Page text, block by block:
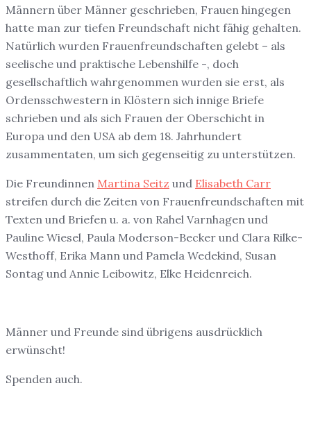
Männern über Männer geschrieben, Frauen hingegen
hatte man zur tiefen Freundschaft nicht fähig gehalten.
Natürlich wurden Frauenfreundschaften gelebt – als
seelische und praktische Lebenshilfe -, doch
gesellschaftlich wahrgenommen wurden sie erst, als
Ordensschwestern in Klöstern sich innige Briefe
schrieben und als sich Frauen der Oberschicht in
Europa und den USA ab dem 18. Jahrhundert
zusammentaten, um sich gegenseitig zu unterstützen.
Die Freundinnen Martina Seitz und Elisabeth Carr
streifen durch die Zeiten von Frauenfreundschaften mit
Texten und Briefen u. a. von Rahel Varnhagen und
Pauline Wiesel, Paula Moderson-Becker und Clara Rilke-
Westhoff, Erika Mann und Pamela Wedekind, Susan
Sontag und Annie Leibowitz, Elke Heidenreich.
Männer und Freunde sind übrigens ausdrücklich
erwünscht!
Spenden auch.